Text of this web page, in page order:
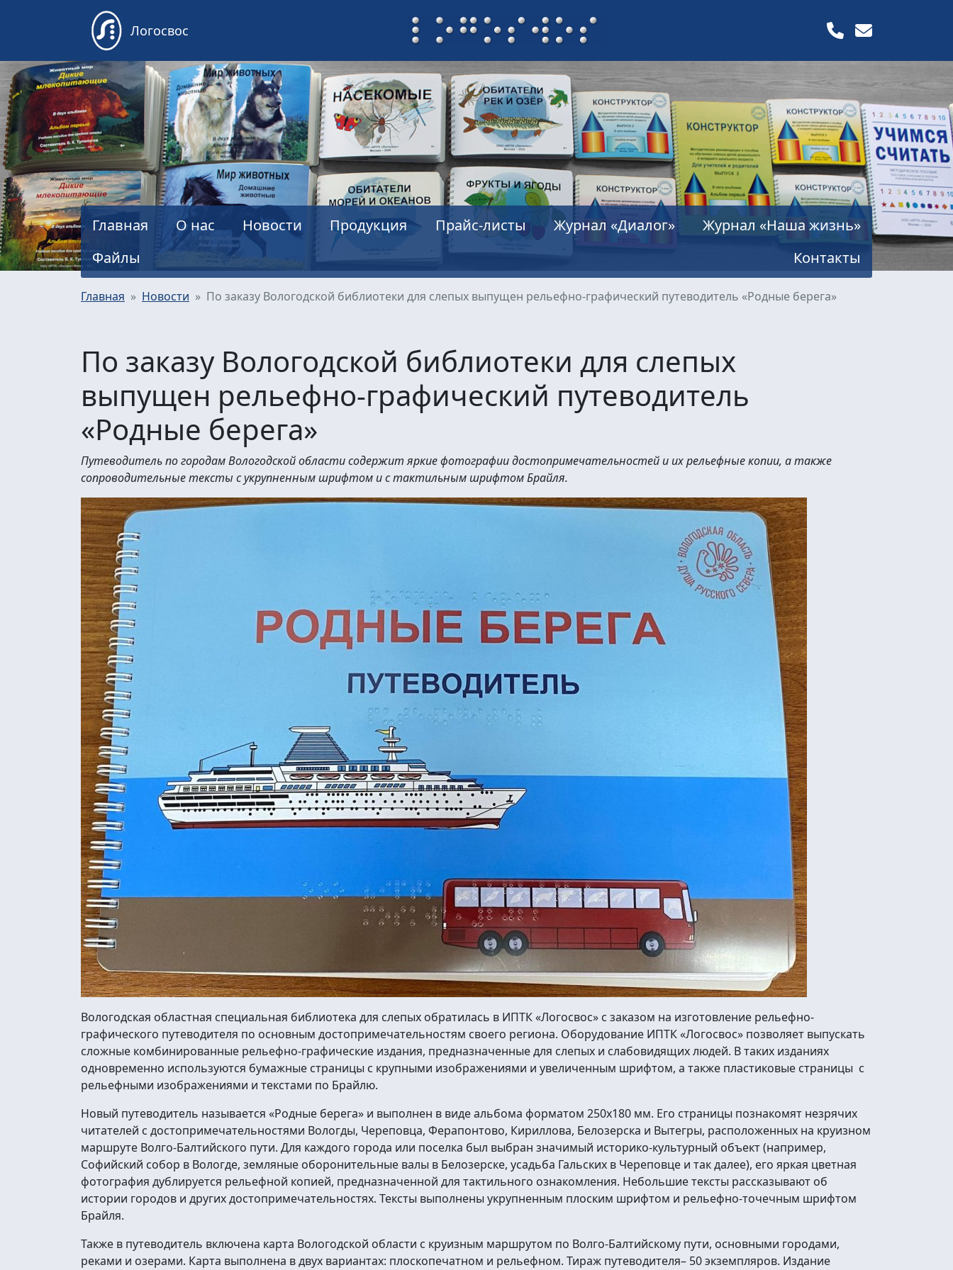
Логосвос
Главная О нас Новости Продукция Прайс-листы Журнал «Диалог»
Журнал «Наша жизнь»
Файлы
Контакты
Главная Новости По заказу Вологодской библиотеки для слепых выпущен рельефно-графический путеводитель «Родные берега»
По заказу Вологодской библиотеки для слепых
выпущен рельефно-графический путеводитель
«Родные берега»
Путеводитель по городам Вологодской области содержит яркие фотографии достопримечательностей и их рельефные копии, а также
сопроводительные тексты с укрупненным шрифтом и с тактильным шрифтом Брайля.
Вологодская областная специальная библиотека для слепых обратилась в ИПТК «Логосвос» с заказом на изготовление рельефно-
графического путеводителя по основным достопримечательностям своего региона. Оборудование ИПТК «Логосвос» позволяет выпускать
сложные комбинированные рельефно-графические издания, предназначенные для слепых и слабовидящих людей. В таких изданиях
одновременно используются бумажные страницы с крупными изображениями и увеличенным шрифтом, а также пластиковые страницы с
рельефными изображениями и текстами по Брайлю.
Новый путеводитель называется «Родные берега» и выполнен в виде альбома форматом 250х180 мм. Его страницы познакомят незрячих
читателей с достопримечательностями Вологды, Череповца, Ферапонтово, Кириллова, Белозерска и Вытегры, расположенных на круизном
маршруте Волго-Балтийского пути. Для каждого города или поселка был выбран значимый историко-культурный объект (например,
Софийский собор в Вологде, земляные оборонительные валы в Белозерске, усадьба Гальских в Череповце и так далее), его яркая цветная
фотография дублируется рельефной копией, предназначенной для тактильного ознакомления. Небольшие тексты рассказывают об
истории городов и других достопримечательностях. Тексты выполнены укрупненным плоским шрифтом и рельефно-точечным шрифтом
Брайля.
Также в путеводитель включена карта Вологодской области с круизным маршрутом по Волго-Балтийскому пути, основными городами,
реками и озерами. Карта выполнена в двух вариантах: плоскопечатном и рельефном. Тираж путеводителя– 50 экземпляров. Издание